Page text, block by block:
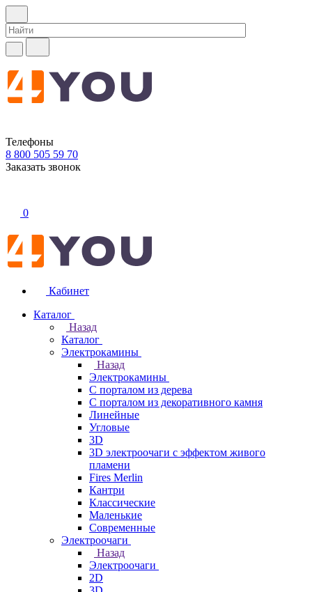
Телефоны
8 800 505 59 70
Заказать звонок
0
Кабинет
Каталог
Назад
Каталог
Электрокамины
Назад
Электрокамины
С порталом из дерева
С порталом из декоративного камня
Линейные
Угловые
3D
3D электроочаги с эффектом живого
пламени
Fires Merlin
Кантри
Классические
Маленькие
Современные
Электроочаги
Назад
Электроочаги
2D